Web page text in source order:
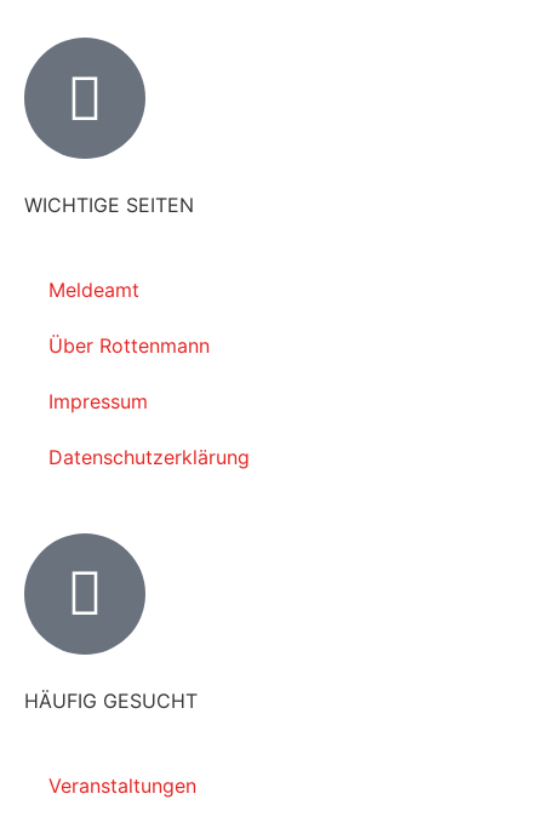
WICHTIGE SEITEN
Meldeamt
Über Rottenmann
Impressum
Datenschutzerklärung
HÄUFIG GESUCHT
Veranstaltungen